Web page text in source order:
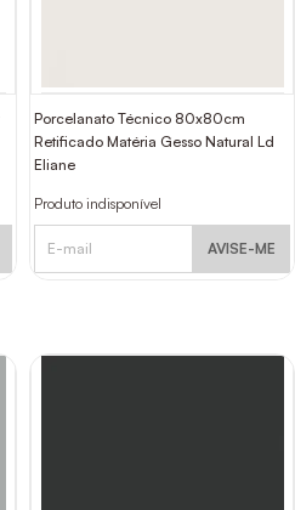
Porcelanato Técnico 80x80cm
Retificado Matéria Gesso Natural Ld
Eliane
Produto indisponível
AVISE-ME